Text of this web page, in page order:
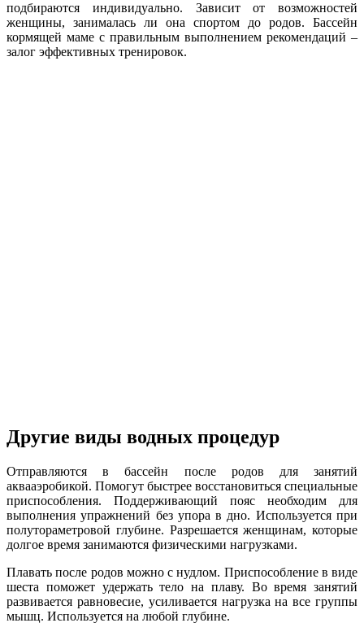
подбираются индивидуально. Зависит от возможностей
женщины, занималась ли она спортом до родов. Бассейн
кормящей маме с правильным выполнением рекомендаций –
залог эффективных тренировок.
Другие виды водных процедур
Отправляются в бассейн после родов для занятий
аквааэробикой. Помогут быстрее восстановиться специальные
приспособления. Поддерживающий пояс необходим для
выполнения упражнений без упора в дно. Используется при
полутораметровой глубине. Разрешается женщинам, которые
долгое время занимаются физическими нагрузками.
Плавать после родов можно с нудлом. Приспособление в виде
шеста поможет удержать тело на плаву. Во время занятий
развивается равновесие, усиливается нагрузка на все группы
мышц. Используется на любой глубине.